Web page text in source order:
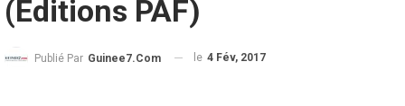
(Editions PAF)
Publié Par Guinee7.com le 4 Fév, 2017